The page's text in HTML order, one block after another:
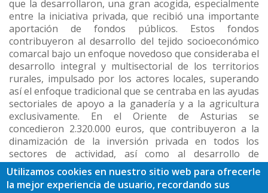
navegación
que la desarrollaron, una gran acogida, especialmente
entre la iniciativa privada, que recibió una importante
aportación de fondos públicos. Estos fondos
contribuyeron al desarrollo del tejido socioeconómico
comarcal bajo un enfoque novedoso que consideraba el
desarrollo integral y multisectorial de los territorios
rurales, impulsado por los actores locales, superando
así el enfoque tradicional que se centraba en las ayudas
sectoriales de apoyo a la ganadería y a la agricultura
exclusivamente. En el Oriente de Asturias se
concedieron 2.320.000 euros, que contribuyeron a la
dinamización de la inversión privada en todos los
sectores de actividad, así como al desarrollo de
infraestructuras públicas de interés general.
Datos de LEADER I en el
Utilizamos cookies en nuestro sitio web para ofrecerle
la mejor experiencia de usuario, recordando sus